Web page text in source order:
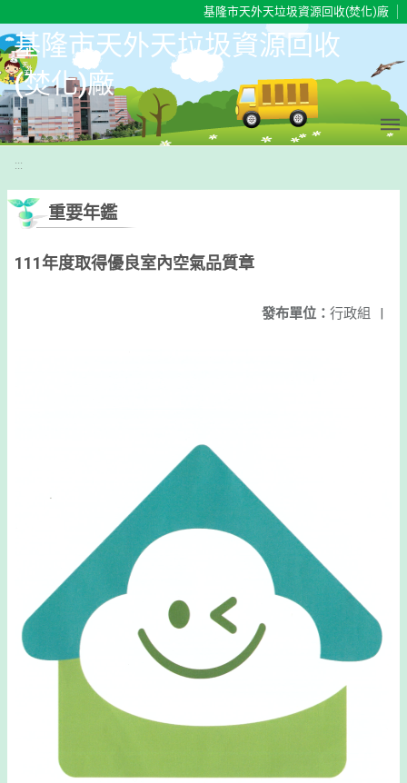
基隆市天外天垃圾資源回收(焚化)廠
基隆市天外天垃圾資源回收
(焚化)廠
:::
重要年鑑
111年度取得優良室內空氣品質章
發布單位： 行政組 |